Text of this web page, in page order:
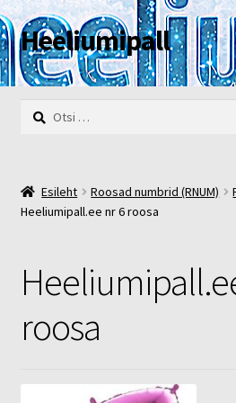
Liigu
navigeerimisele
Liigu
sisu
juurde
Heeliumipall
Esileht
Kontakt
Müügi- ja privaatsustingimused
POOD
Otsi:
Esileht Roosad numbrid (RNUM)
Heeliumipall.ee nr 6 roosa
roosa